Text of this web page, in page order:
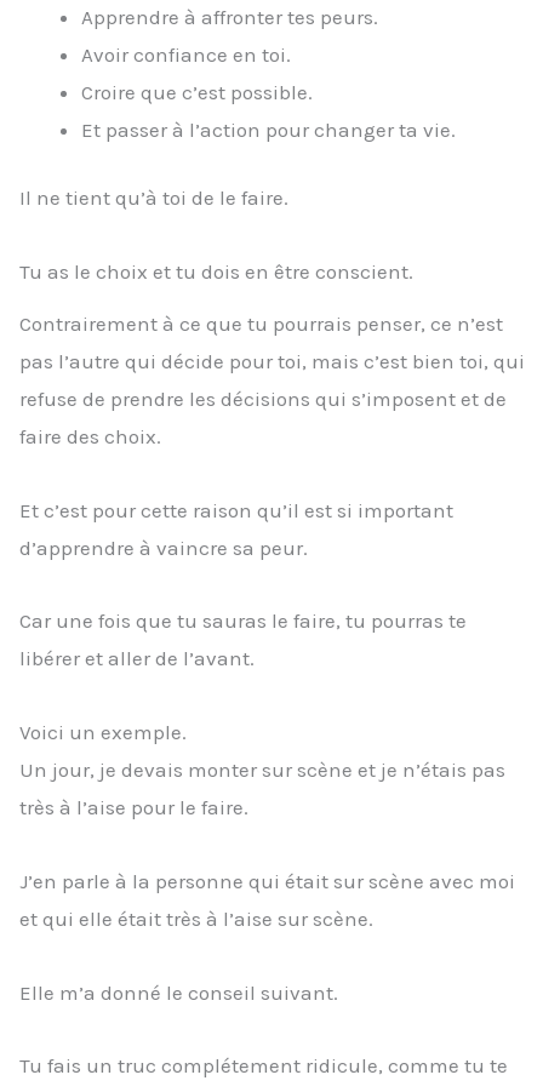
Apprendre à affronter tes peurs.
Avoir confiance en toi.
Croire que c’est possible.
Et passer à l’action pour changer ta vie.
Il ne tient qu’à toi de le faire.
Tu as le choix et tu dois en être conscient.
Contrairement à ce que tu pourrais penser, ce n’est
pas l’autre qui décide pour toi, mais c’est bien toi, qui
refuse de prendre les décisions qui s’imposent et de
faire des choix.
Et c’est pour cette raison qu’il est si important
d’apprendre à vaincre sa peur.
Car une fois que tu sauras le faire, tu pourras te
libérer et aller de l’avant.
Voici un exemple.
Un jour, je devais monter sur scène et je n’étais pas
très à l’aise pour le faire.
J’en parle à la personne qui était sur scène avec moi
et qui elle était très à l’aise sur scène.
Elle m’a donné le conseil suivant.
Tu fais un truc complétement ridicule, comme tu te